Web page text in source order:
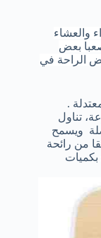
والعشاء
بعض
الراحة في
.
، تناول
ويسمح
من رائحة
بكميات